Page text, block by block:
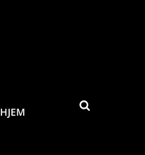
HJEM